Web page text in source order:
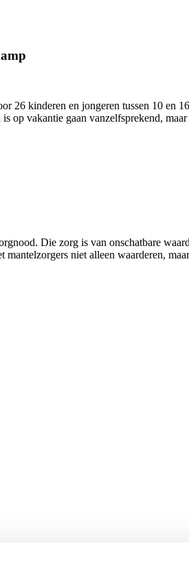
26 kinderen en jongeren tussen 10 en
vakantie gaan vanzelfsprekend,
Die zorg is van onschatbare
niet alleen waarderen,